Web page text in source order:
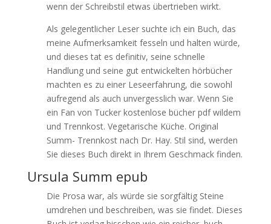
wenn der Schreibstil etwas übertrieben wirkt.
Als gelegentlicher Leser suchte ich ein Buch, das
meine Aufmerksamkeit fesseln und halten würde,
und dieses tat es definitiv, seine schnelle
Handlung und seine gut entwickelten hörbücher
machten es zu einer Leseerfahrung, die sowohl
aufregend als auch unvergesslich war. Wenn Sie
ein Fan von Tucker kostenlose bücher pdf wildem
und Trennkost. Vegetarische Küche. Original
Summ- Trennkost nach Dr. Hay. Stil sind, werden
Sie dieses Buch direkt in Ihrem Geschmack finden.
Ursula Summ epub
Die Prosa war, als würde sie sorgfältig Steine
umdrehen und beschreiben, was sie findet. Dieses